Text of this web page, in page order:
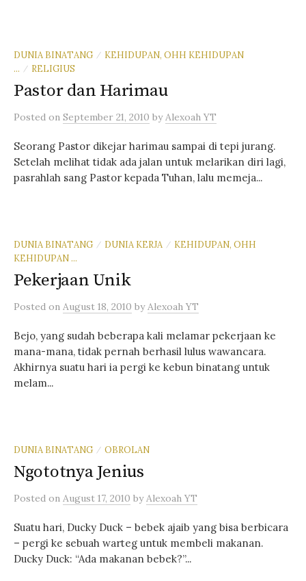
DUNIA BINATANG / KEHIDUPAN, OHH KEHIDUPAN
...
/ RELIGIUS
Pastor dan Harimau
Posted on September 21, 2010 byAlexoah YT
Seorang Pastor dikejar harimau sampai di tepi jurang.
Setelah melihat tidak ada jalan untuk melarikan diri lagi,
pasrahlah sang Pastor kepada Tuhan, lalu memeja...
DUNIA BINATANG / DUNIA KERJA / KEHIDUPAN, OHH
KEHIDUPAN ...
Pekerjaan Unik
Posted on August 18, 2010 byAlexoah YT
Bejo, yang sudah beberapa kali melamar pekerjaan ke
mana-mana, tidak pernah berhasil lulus wawancara.
Akhirnya suatu hari ia pergi ke kebun binatang untuk
melam...
DUNIA BINATANG / OBROLAN
Ngototnya Jenius
Posted on August 17, 2010 byAlexoah YT
Suatu hari, Ducky Duck – bebek ajaib yang bisa berbicara
– pergi ke sebuah warteg untuk membeli makanan.
Ducky Duck: “Ada makanan bebek?”...